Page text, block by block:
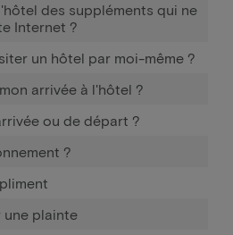
des suppléments qui ne
Internet ?
un hôtel par moi-même ?
arrivée à l'hôtel ?
ou de départ ?
?
une plainte